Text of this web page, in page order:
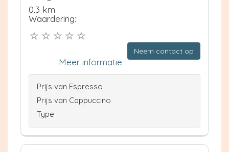
0.3 km
Waardering:
Neem contact op
Meer informatie
Prijs van Espresso
Prijs van Cappuccino
Type